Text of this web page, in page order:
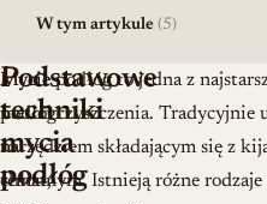
W tym artykule (5)
Mycie
podłóg
to
temat,
Podstawowe
techniki
mycia
podłóg
Mycie podłóg to jedna z
metod czyszczenia. Tradycyjnie
narzędziem składającym się z
chłonnym. Istnieją różne